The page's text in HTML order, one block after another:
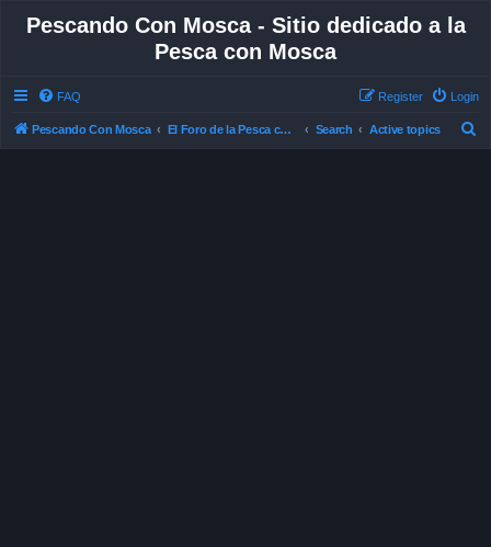
Pescando Con Mosca - Sitio dedicado a la
Pesca con Mosca
FAQ Login
Register
Pescando Con Mosca El Foro de la Pesca con Mosca en Chile Search Active topics